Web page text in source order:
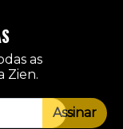
as
Zien.
Assinar